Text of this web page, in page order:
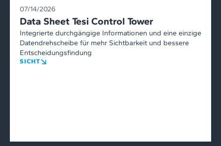
07/14/2026
Data Sheet Tesi Control Tower
Integrierte durchgängige Informationen und eine einzige
Datendrehscheibe für mehr Sichtbarkeit und bessere
Entscheidungsfindung
SICHT